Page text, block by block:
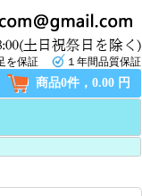
を保証 １年間品質保証
商品0件，0.00 円